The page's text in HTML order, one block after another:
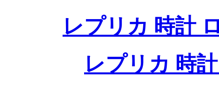
レプリカ 時計
レプリカ 時